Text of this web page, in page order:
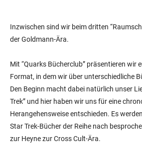
Inzwischen sind wir beim dritten
der Goldmann-Ära.
Mit “Quarks Bücherclub” präsentieren wir
Format, in dem wir über unterschiedliche
Den Beginn macht dabei natürlich unser
Trek” und hier haben wir uns für eine
Herangehensweise entschieden. Es
Star Trek-Bücher der Reihe nach
zur Heyne zur Cross Cult-Ära.